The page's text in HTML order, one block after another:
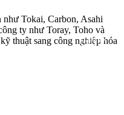
như Tokai, Carbon, Asahi
ty như Toray, Toho và
thuật sang công nghiệp hóa